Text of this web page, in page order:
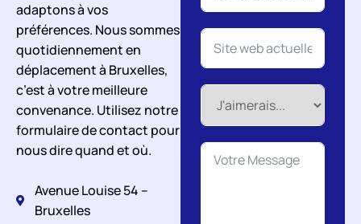
adaptons à vos
préférences. Nous sommes
quotidiennement en
déplacement à Bruxelles,
c’est à votre meilleure
convenance. Utilisez notre
formulaire de contact pour
nous dire quand et où.
Avenue Louise 54 –
Bruxelles